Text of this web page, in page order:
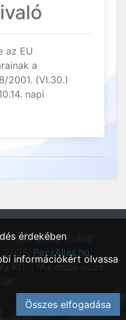
az EU
a
2001. (VI.30.)
napi
régió állásportálja"
PecsAllas.hu
Kft. | "Az elsők közé
érdekében
információkért olvassa
Összes elfogadása